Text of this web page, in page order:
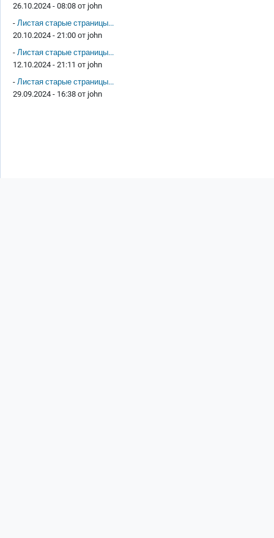
26.10.2024 - 08:08 от john
- Листая старые страницы...
20.10.2024 - 21:00 от john
- Листая старые страницы...
12.10.2024 - 21:11 от john
- Листая старые страницы...
29.09.2024 - 16:38 от john